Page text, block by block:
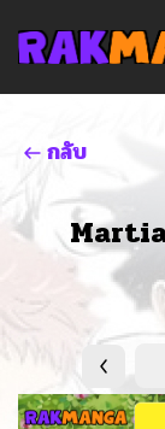
กลับ